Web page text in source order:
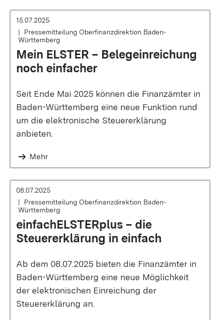
15.07.2025
Pressemitteilung Oberfinanzdirektion Baden-
Württemberg
Mein ELSTER – Belegeinreichung
noch einfacher
Seit Ende Mai 2025 können die Finanzämter in
Baden-Württemberg eine neue Funktion rund
um die elektronische Steuererklärung
anbieten.
Mehr
08.07.2025
Pressemitteilung Oberfinanzdirektion Baden-
Württemberg
einfachELSTERplus – die
Steuererklärung in einfach
Ab dem 08.07.2025 bieten die Finanzämter in
Baden-Württemberg eine neue Möglichkeit
der elektronischen Einreichung der
Steuererklärung an.